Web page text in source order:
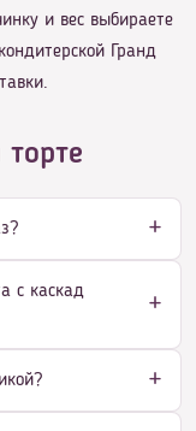
и вес выбираете
Гранд
с каскад